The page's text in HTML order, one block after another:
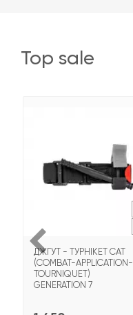
top sale
ДЖГУТ - ТУРНІКЕТ CAT
(COMBAT-APPLICATION-
TOURNIQUET)
GENERATION 7